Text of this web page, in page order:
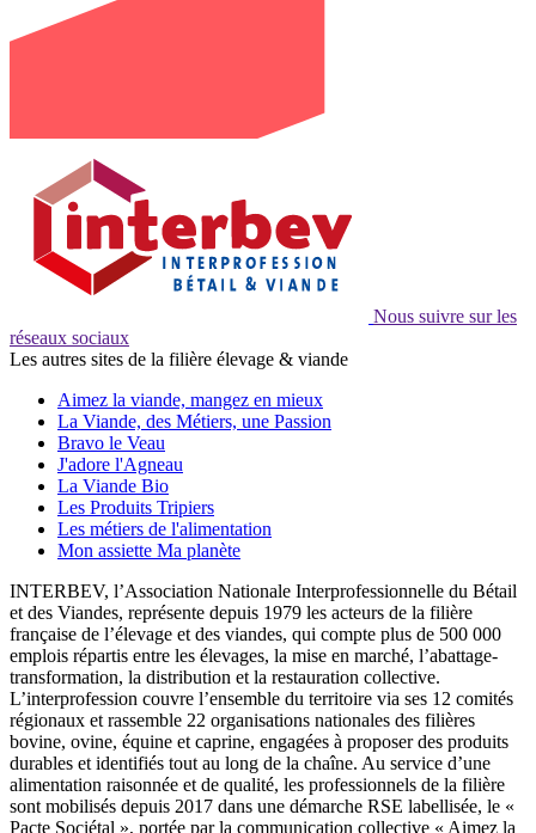
Nous suivre sur les
réseaux sociaux
Les autres sites de la filière élevage & viande
Aimez la viande, mangez en mieux
La Viande, des Métiers, une Passion
Bravo le Veau
J'adore l'Agneau
La Viande Bio
Les Produits Tripiers
Les métiers de l'alimentation
Mon assiette Ma planète
INTERBEV, l’Association Nationale Interprofessionnelle du Bétail
et des Viandes, représente depuis 1979 les acteurs de la filière
française de l’élevage et des viandes, qui compte plus de 500 000
emplois répartis entre les élevages, la mise en marché, l’abattage-
transformation, la distribution et la restauration collective.
L’interprofession couvre l’ensemble du territoire via ses 12 comités
régionaux et rassemble 22 organisations nationales des filières
bovine, ovine, équine et caprine, engagées à proposer des produits
durables et identifiés tout au long de la chaîne. Au service d’une
alimentation raisonnée et de qualité, les professionnels de la filière
sont mobilisés depuis 2017 dans une démarche RSE labellisée, le «
Pacte Sociétal », portée par la communication collective « Aimez la